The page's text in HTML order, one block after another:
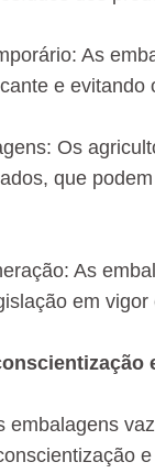
As
e
Os
que
As
em
embalagens